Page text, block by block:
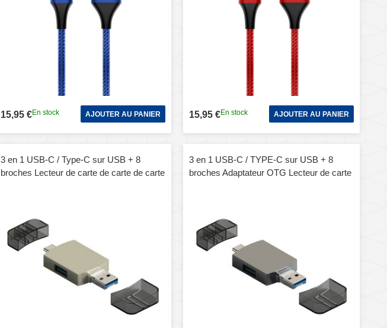
15,95 €En stock AJOUTER AU PANIER 15,95 €En stock AJOUTER AU PANIER
3 en 1 USB-C / Type-C sur USB + 8
broches Lecteur de carte de carte de carte
3 en 1 USB-C / TYPE-C sur USB + 8
broches Adaptateur OTG Lecteur de carte